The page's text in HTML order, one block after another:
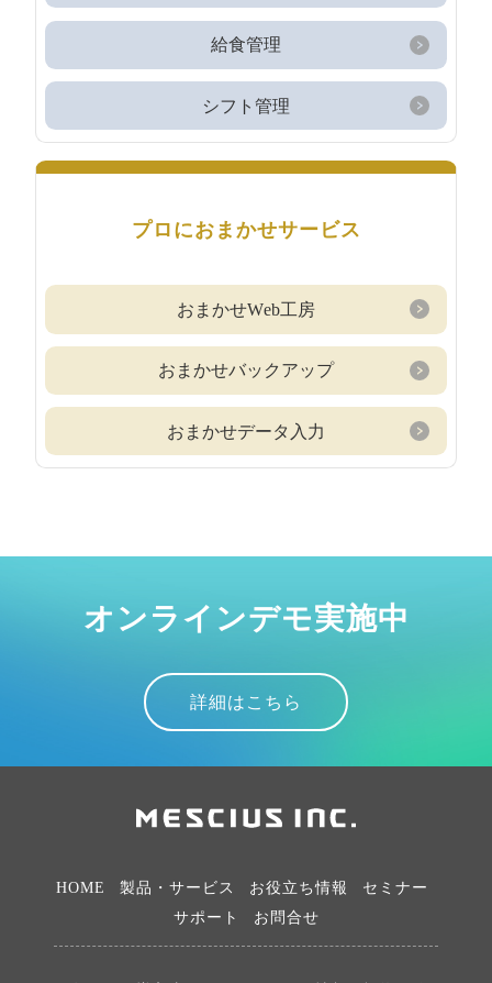
給食管理
シフト管理
プロにおまかせサービス
おまかせWeb工房
おまかせバックアップ
おまかせデータ入力
オンラインデモ実施中
詳細はこちら
HOME 製品・サービス お役立ち情報
セミナー
サポート
お問合せ